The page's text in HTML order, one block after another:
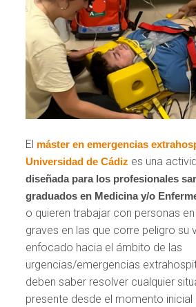
El máster en emergencias
Universidad de Cádiz es una
diseñada para los profesionales
graduados en Medicina y/o
o quieren trabajar con personas
graves en las que corre peligro su
enfocado hacia el ámbito de las
urgencias/emergencias
deben saber resolver cualquier
presente desde el momento